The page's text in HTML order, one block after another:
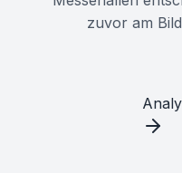
zuvor am